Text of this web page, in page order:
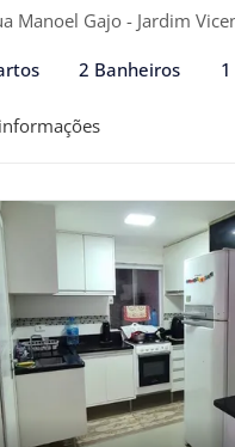
Manoel Gajo - Jardim Vicente
2 Banheiros